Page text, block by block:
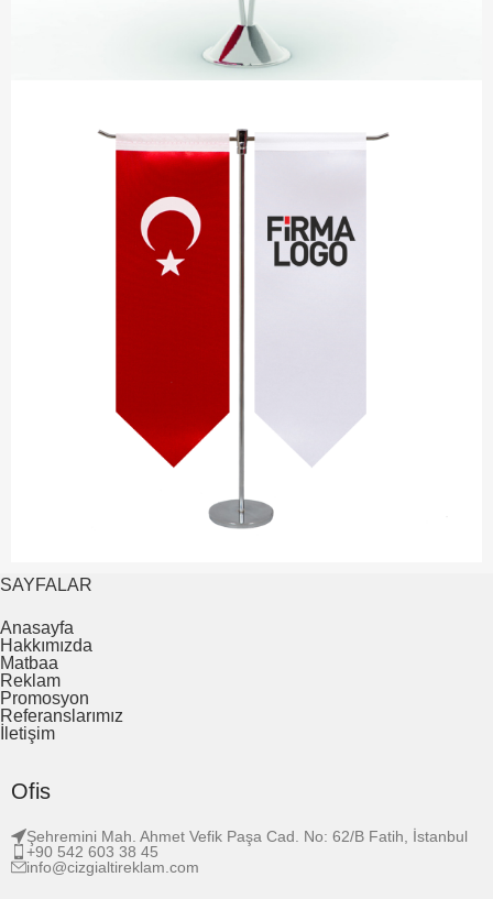
SAYFALAR
Anasayfa
Hakkımızda
Matbaa
Reklam
Promosyon
Referanslarımız
İletişim
Ofis
Şehremini Mah. Ahmet Vefik Paşa Cad. No: 62/B Fatih, İstanbul
+90 542 603 38 45
info@cizgialtireklam.com